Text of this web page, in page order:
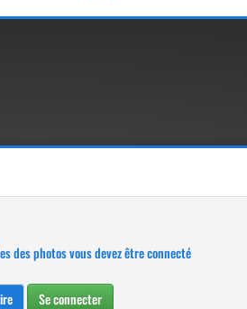
des photos vous devez être connecté
Se connecter